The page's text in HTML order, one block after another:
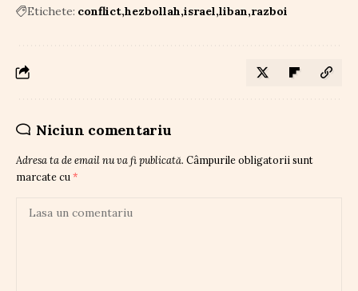
Etichete: conflict hezbollah israel liban razboi
Niciun comentariu
Adresa ta de email nu va fi publicată. Câmpurile obligatorii sunt
marcate cu *